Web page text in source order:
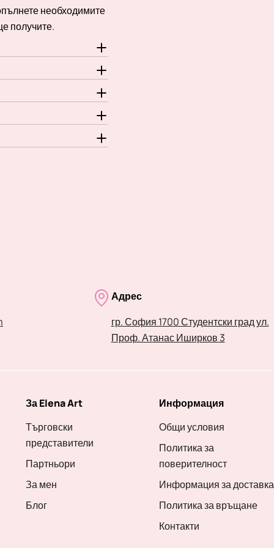
необходимите
получите.
Адрес
гр. София 1700 Студентски град ул.
Проф. Атанас Иширков 3
За Elena Art
Търговски
представители
Партньори
За мен
Блог
Информация
Общи условия
Политика за
поверителност
Информация за доставка
Политика за връщане
Контакти